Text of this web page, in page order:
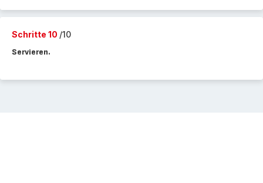
Schritte 10 /10
Servieren.